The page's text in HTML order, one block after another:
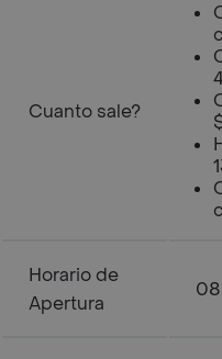
Cuanto sale?
Horario de
Apertura